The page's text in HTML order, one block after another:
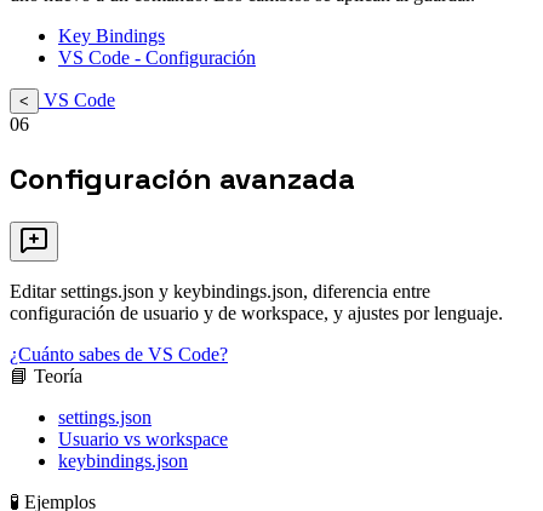
Key Bindings
VS Code - Configuración
<
VS Code
06
Configuración avanzada
Editar settings.json y keybindings.json, diferencia entre
configuración de usuario y de workspace, y ajustes por lenguaje.
¿Cuánto sabes de VS Code?
📘 Teoría
settings.json
Usuario vs workspace
keybindings.json
🧪 Ejemplos